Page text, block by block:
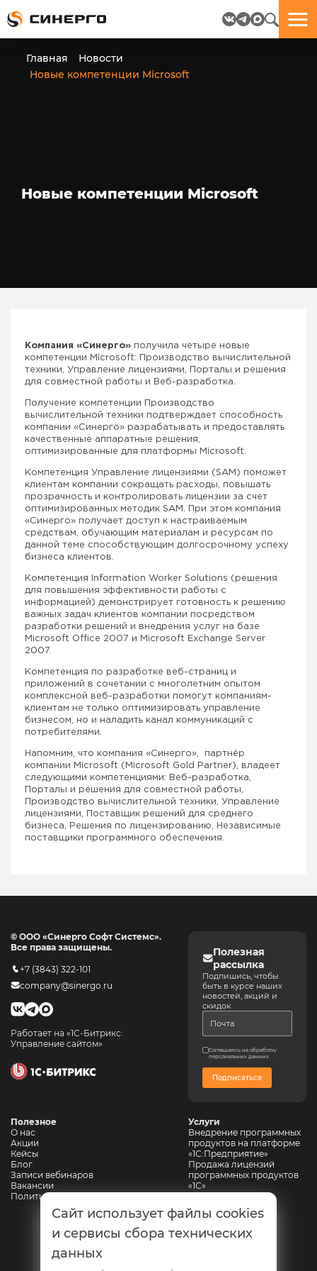
Главная
Новости
Новые компетенции Microsoft
Новые компетенции Microsoft
Компания «Синерго» получила четыре новые
компетенции Microsoft: Производство вычислительной
техники, Управление лицензиями, Порталы и решения
для совместной работы и Веб-разработка.
Получение компетенции Производство
вычислительной техники подтверждает способность
компании «Синерго» разрабатывать и предоставлять
качественные аппаратные решения,
оптимизированные для платформы Microsoft.
Компетенция Управление лицензиями (SAM) поможет
клиентам компании сокращать расходы, повышать
прозрачность и контролировать лицензии за счет
оптимизированных методик SAM. При этом компания
«Синерго» получает доступ к настраиваемым
средствам, обучающим материалам и ресурсам по
данной теме способствующим долгосрочному успеху
бизнеса клиентов.
Компетенция Information Worker Solutions (решения
для повышения эффективности работы с
информацией) демонстрирует готовность к решению
важных задач клиентов компании посредством
разработки решений и внедрения услуг на базе
Microsoft Office 2007 и Microsoft Exchange Server
2007.
Компетенция по разработке веб-страниц и
приложений в сочетании с многолетним опытом
комплексной веб-разработки помогут компаниям-
клиентам не только оптимизировать управление
бизнесом, но и наладить канал коммуникаций с
потребителями.
Напомним, что компания «Синерго», партнёр
компании Microsoft (Microsoft Gold Partner), владеет
следующими компетенциями: Веб-разработка,
Порталы и решения для совместной работы,
Производство вычислительной техники, Управление
лицензиями, Поставщик решений для среднего
бизнеса, Решения по лицензированию, Независимые
поставщики программного обеспечения.
© ООО «Синерго Софт Системс».
Все права защищены.
+7 (3843) 322-101
company@sinergo.ru
Работает на «1С-Битрикс:
Управление сайтом»
Полезная
рассылка
Подпишись, чтобы
быть в курсе наших
новостей, акций и
скидок
Соглашаюсь на обработку
персональных данных
Подписаться
Полезное
О нас
Акции
Кейсы
Блог
Записи вебинаров
Вакансии
Политика конфиденциальности
Услуги
Внедрение программных
продуктов на платформе
«1С:Предприятие»
Продажа лицензий
программных продуктов
«1С»
Сопровождение 1С
Автоматизация
горнодобывающих
предприятий
Автоматизация
Отлично!
Данные
успешно
отправлены.
любят
Отлично!
Бриф
отправлен.
Сайт использует файлы cookies
и сервисы сбора технических
данных